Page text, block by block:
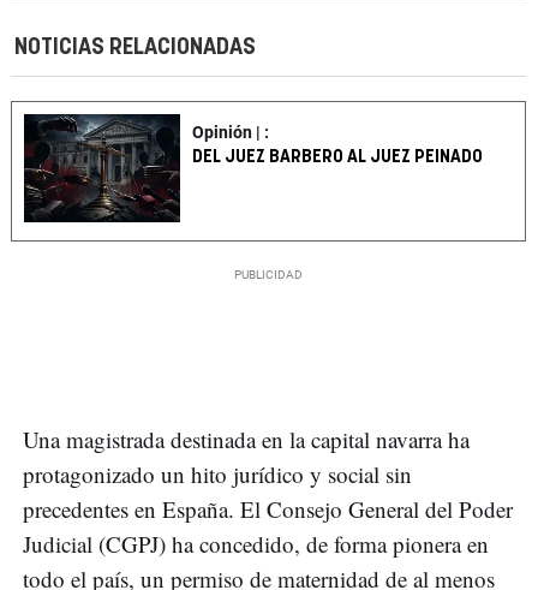
NOTICIAS RELACIONADAS
Opinión | :
DEL JUEZ BARBERO AL JUEZ PEINADO
Una magistrada destinada en la capital navarra ha
protagonizado un hito jurídico y social sin
precedentes en España. El Consejo General del Poder
Judicial (CGPJ) ha concedido, de forma pionera en
todo el país, un permiso de maternidad de al menos